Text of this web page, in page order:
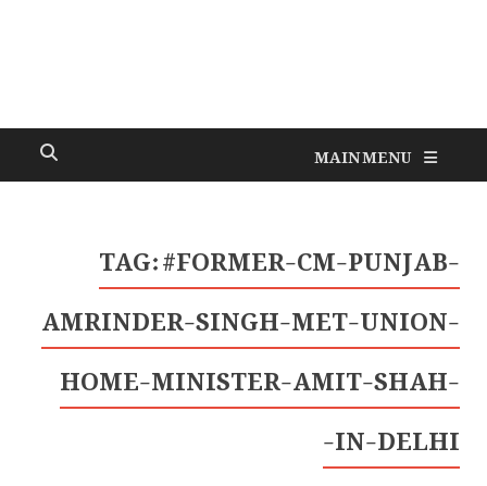
MAIN MENU
TAG:#FORMER-CM-PUNJAB-
AMRINDER-SINGH-MET-UNION-
HOME-MINISTER-AMIT-SHAH-
IN-DELHI-